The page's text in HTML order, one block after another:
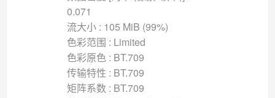
0.071
流大小 : 105 MiB (99%)
色彩范围 : Limited
色彩原色 : BT.709
传输特性 : BT.709
矩阵系数 : BT.709